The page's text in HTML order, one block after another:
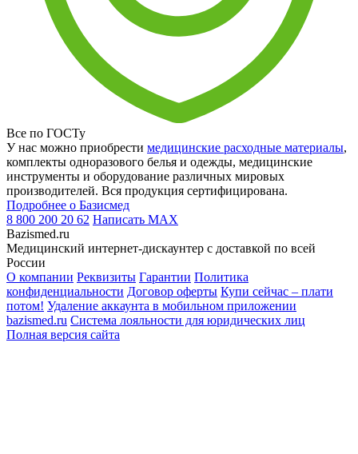
Все по ГОСТу
У нас можно приобрести медицинские расходные материалы,
комплекты одноразового белья и одежды, медицинские
инструменты и оборудование различных мировых
производителей. Вся продукция сертифицирована.
Подробнее о Базисмед
8 800 200 20 62 Написать MAX
Bazismed.ru
Медицинский интернет-дискаунтер с доставкой по всей
России
О компании Реквизиты Гарантии Политика
конфиденциальности Договор оферты Купи сейчас – плати
потом! Удаление аккаунта в мобильном приложении
bazismed.ru Система лояльности для юридических лиц
Полная версия сайта